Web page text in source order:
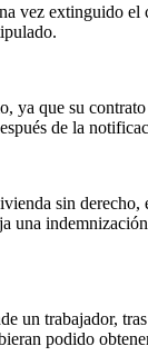
vez extinguido
ya que su
de la
sin derecho,
un trabajador,
podido